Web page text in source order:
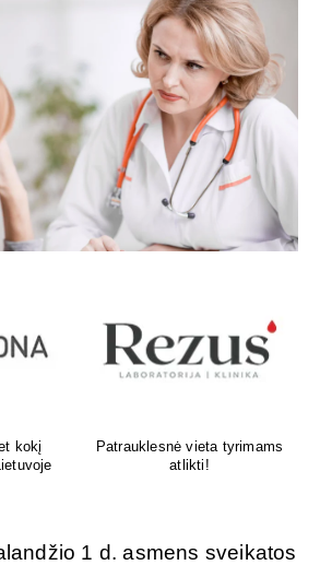
Psichoterapeutas
M.G.Maksimalietis
1 d. asmens sveikatos